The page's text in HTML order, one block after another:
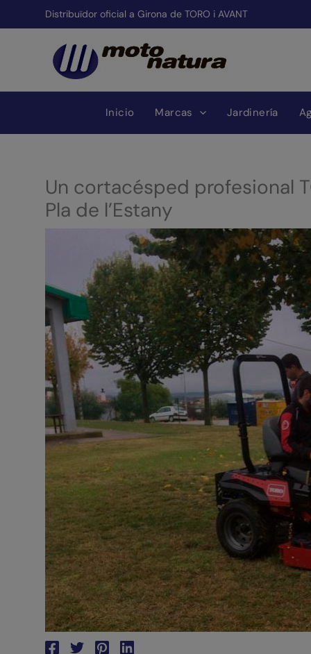
Distribuïdor oficial a Girona de TORO i AVANT
Inicio Marcas Jardinería
Un cortacésped profesional
Pla de l’Estany